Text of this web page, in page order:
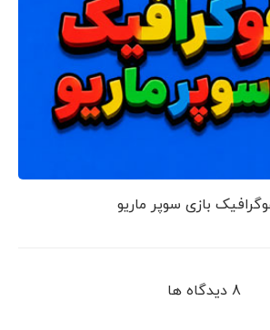
بازی سوپر ماریو
8 دیدگاه ها